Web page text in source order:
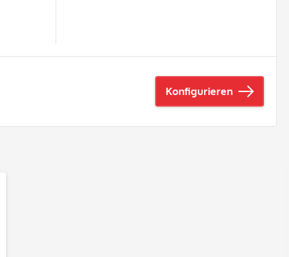
Konfigurieren